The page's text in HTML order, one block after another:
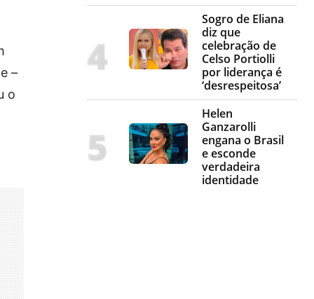
–
o
Sogro de Eliana
diz que
celebração de
Celso Portiolli
por liderança é
‘desrespeitosa’
Helen
Ganzarolli
engana o Brasil
e esconde
verdadeira
identidade